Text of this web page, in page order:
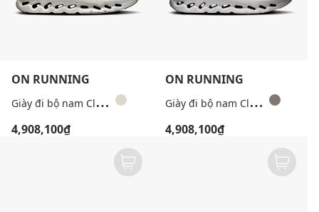
ON RUNNING
G
iày đi bộ nam Cloudtilt Remix
4,908,100₫
ON RUNNING
G
iày đi bộ nam Cloudtilt Remix
4,908,100₫